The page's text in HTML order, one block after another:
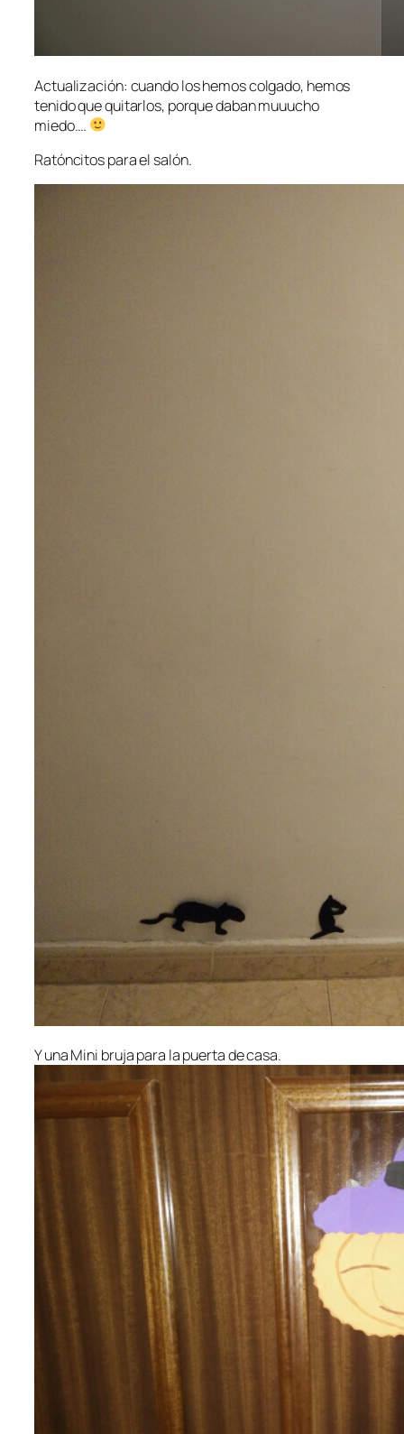
Actualización: cuando los hemos colgado, hemos
tenido que quitarlos, porque daban muuucho
miedo….
Ratóncitos para el salón.
Y una Mini bruja para la puerta de casa.